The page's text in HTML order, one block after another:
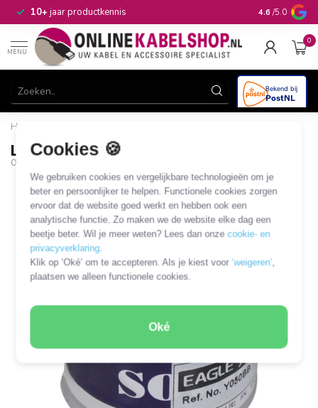
Cookies 🍪
We gebruiken cookies en vergelijkbare technologieën om je
beter en persoonlijker te helpen. Functionele cookies zorgen
ervoor dat de website goed werkt en hebben ook een
analytische functie. Zo maken we de website elke dag een
beetje beter. Wil je meer weten? Lees dan onzecookie- en
privacyverklaring.
Klik op ‘Oké’ om te accepteren. Als je kiest voor ‘weigeren’,
plaatsen we alleen functionele cookies.
Oké
10+jaar productkennis 4.6 /5.0
MENU
0
Home
Loodhoudende soldeertin 1,2mm - 250g
OKS-45865